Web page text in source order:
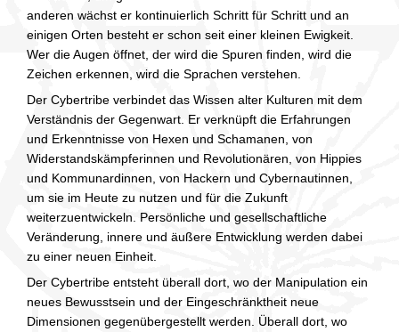
anderen wächst er kontinuierlich Schritt für Schritt und an
einigen Orten besteht er schon seit einer kleinen Ewigkeit.
Wer die Augen öffnet, der wird die Spuren finden, wird die
Zeichen erkennen, wird die Sprachen verstehen.
Der Cybertribe verbindet das Wissen alter Kulturen mit dem
Verständnis der Gegenwart. Er verknüpft die Erfahrungen
und Erkenntnisse von Hexen und Schamanen, von
Widerstandskämpferinnen und Revolutionären, von Hippies
und Kommunardinnen, von Hackern und Cybernautinnen,
um sie im Heute zu nutzen und für die Zukunft
weiterzuentwickeln. Persönliche und gesellschaftliche
Veränderung, innere und äußere Entwicklung werden dabei
zu einer neuen Einheit.
Der Cybertribe entsteht überall dort, wo der Manipulation ein
neues Bewusstsein und der Eingeschränktheit neue
Dimensionen gegenübergestellt werden. Überall dort, wo